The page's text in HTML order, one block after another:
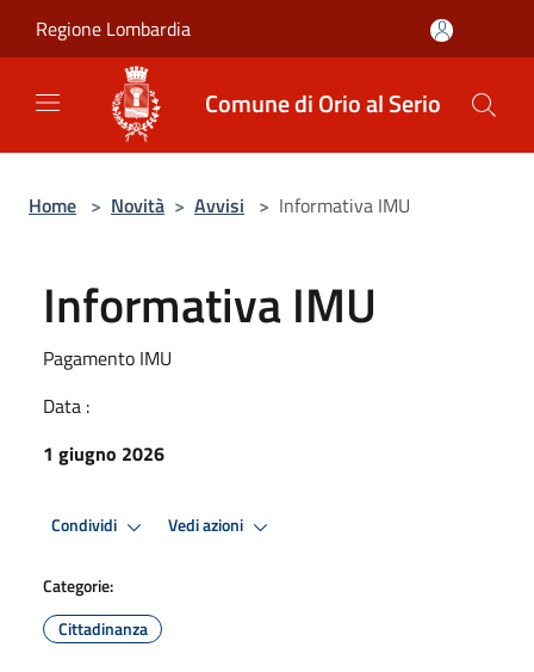
Regione Lombardia
Comune di Orio al Serio
Home > Novità > Avvisi > Informativa IMU
Informativa IMU
Pagamento IMU
Data :
1 giugno 2026
Condividi Vedi azioni
Categorie:
Cittadinanza